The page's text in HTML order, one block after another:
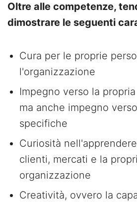
Oltre alle competenze,
dimostrare le seguenti
Cura per le proprie
l'organizzazione
Impegno verso la
ma anche impegno
specifiche
Curiosità
clienti, mercati e la
organizzazione
Creatività, ovvero la